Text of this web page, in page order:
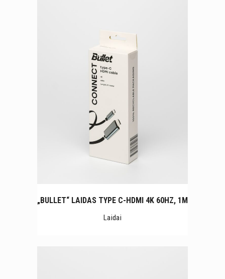
„BULLET“ LAIDAS TYPE C-HDMI 4K 60HZ, 1M
Laidai